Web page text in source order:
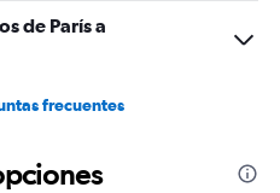
de París a
frecuentes